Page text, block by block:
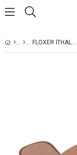
FLOXER ITHAL MALZEME MODERN ZIMBALI DÜZ TERLIK NUDE 8249